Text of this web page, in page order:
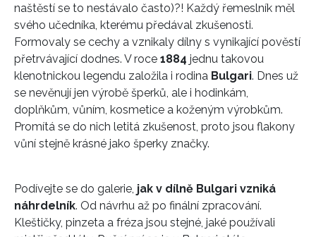
naštěstí se to nestávalo často)?! Každý řemeslník měl
svého učedníka, kterému předával zkušenosti.
Formovaly se cechy a vznikaly dílny s vynikající pověstí
přetrvávající dodnes. V roce 1884 jednu takovou
klenotnickou legendu založila i rodina Bulgari. Dnes už
se nevěnují jen výrobě šperků, ale i hodinkám,
doplňkům, vůním, kosmetice a koženým výrobkům.
Promítá se do nich letitá zkušenost, proto jsou flakony
vůní stejně krásné jako šperky značky.
Podívejte se do galerie, jak v dílně Bulgari vzniká
náhrdelník. Od návrhu až po finální zpracování.
Kleštičky, pinzeta a fréza jsou stejné, jaké používali